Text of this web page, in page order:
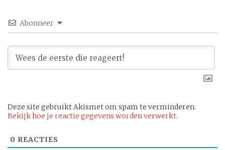
Abonneer
Deze site gebruikt Akismet om spam te verminderen.
Bekijk hoe je reactie gegevens worden verwerkt.
0 REACTIES